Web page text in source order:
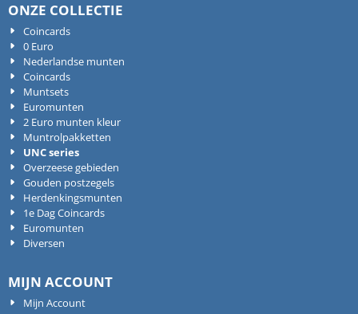
ONZE COLLECTIE
Coincards
0 Euro
Nederlandse munten
Coincards
Muntsets
Euromunten
2 Euro munten kleur
Muntrolpakketten
UNC series
Overzeese gebieden
Gouden postzegels
Herdenkingsmunten
1e Dag Coincards
Euromunten
Diversen
MIJN ACCOUNT
Mijn Account